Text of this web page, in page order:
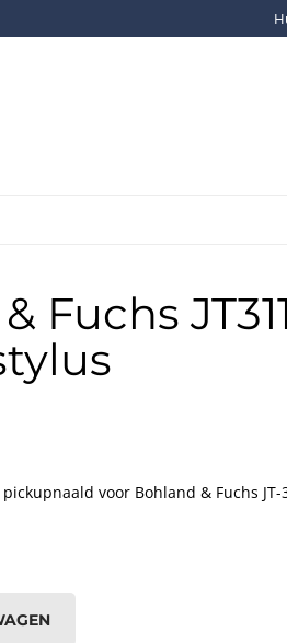
Fuchs
voor Bohland & Fuchs JT-